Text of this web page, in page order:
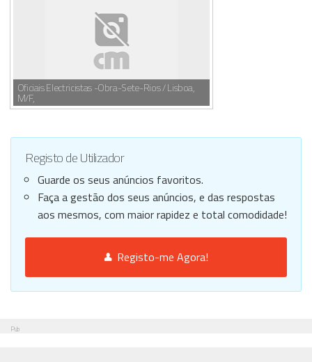
Oficiais Electricistas -Obra-Sete-Rios / Lisboa,
M/F,
Registo de Utilizador
Guarde os seus anúncios favoritos.
Faça a gestão dos seus anúncios, e das respostas
aos mesmos, com maior rapidez e total comodidade!
Registo-me Agora!
Pub